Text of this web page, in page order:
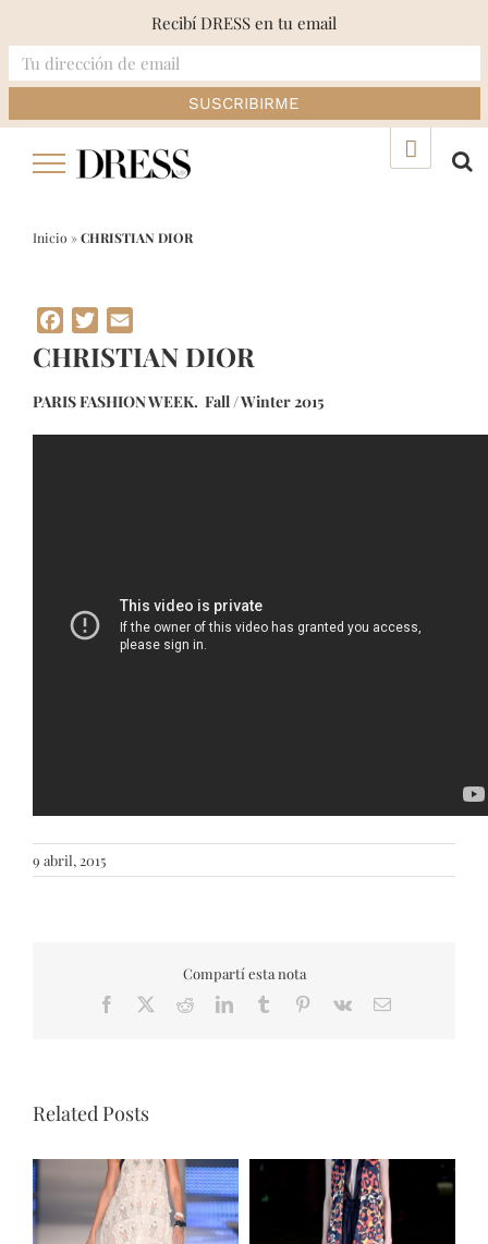
Inicio »CHRISTIAN DIOR
Facebook
Twitter
CHRISTIAN DIOR
PARIS FASHION WEEK. Fall / Winter 2015
9 abril, 2015
Compartí esta nota
Facebook RedditLinkedInTumblr Pinterest
Vk Email
Related Posts
Recibí DRESS en tu email